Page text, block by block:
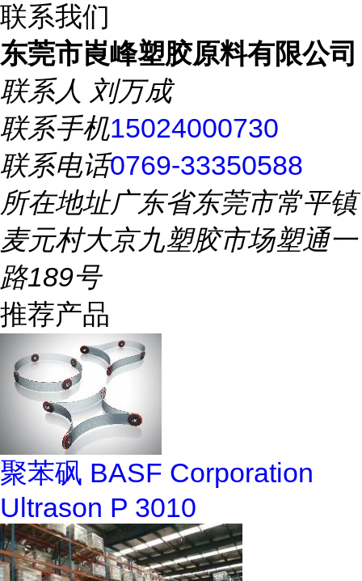
联系我们
东莞市崀峰塑胶原料有限公司
联系人 刘万成
联系手机15024000730
联系电话0769-33350588
所在地址广东省东莞市常平镇
麦元村大京九塑胶市场塑通一
路189号
推荐产品
聚苯砜 BASF Corporation
Ultrason P 3010